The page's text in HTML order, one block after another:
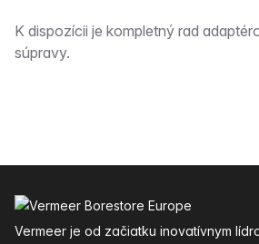
Popis
K dispozícii je kompletný rad
súpravy.
Vermeer je od začiatku inovatívnym